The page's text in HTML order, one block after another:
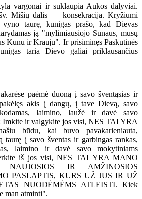
vargonai ir suklaupia Aukos dalyviai.
šv. Mišių dalis — konsekracija. Kryžiumi
taurę, kunigas prašo, kad Dievas
ją "mylimiausiojo Sūnaus, mūsų
Kūnu ir Krauju". Ir prisiminęs Paskutinės
taria Dievo galiai priklausančius
paėmė duoną į savo šventąsias ir
akis į dangų, į tave Dievą, savo
laimino, laužė ir davė savo
Imkite ir valgykite jos visi, NES TAI YRA
būdu, kai buvo pavakarieniauta,
taurę į savo šventas ir garbingas rankas,
laimino ir davė savo mokytiniams
iš jos visi, NES TAI YRA MANO
IR AMŽINOSIOS
PASLAPTIS, KURS UŽ JUS IR UŽ
NUODĖMĖMS ATLEISTI. Kiek
man atminti".